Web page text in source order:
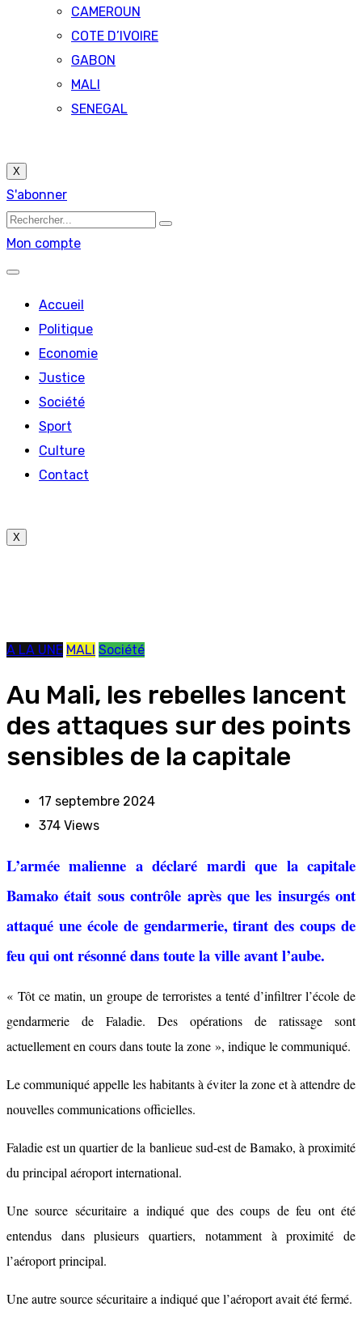
CAMEROUN
COTE D’IVOIRE
GABON
MALI
SENEGAL
X
S'abonner
Mon compte
Accueil
Politique
Economie
Justice
Société
Sport
Culture
Contact
X
A LA UNE MALI Société
Au Mali, les rebelles lancent
des attaques sur des points
sensibles de la capitale
17 septembre 2024
374 Views
L’armée malienne a déclaré mardi que la capitale
Bamako était sous contrôle après que les insurgés ont
attaqué une école de gendarmerie, tirant des coups de
feu qui ont résonné dans toute la ville avant l’aube.
« Tôt ce matin, un groupe de terroristes a tenté d’infiltrer l’école de
gendarmerie de Faladie. Des opérations de ratissage sont
actuellement en cours dans toute la zone », indique le communiqué.
Le communiqué appelle les habitants à éviter la zone et à attendre de
nouvelles communications officielles.
Faladie est un quartier de la banlieue sud-est de Bamako, à proximité
du principal aéroport international.
Une source sécuritaire a indiqué que des coups de feu ont été
entendus dans plusieurs quartiers, notamment à proximité de
l’aéroport principal.
Une autre source sécuritaire a indiqué que l’aéroport avait été fermé.